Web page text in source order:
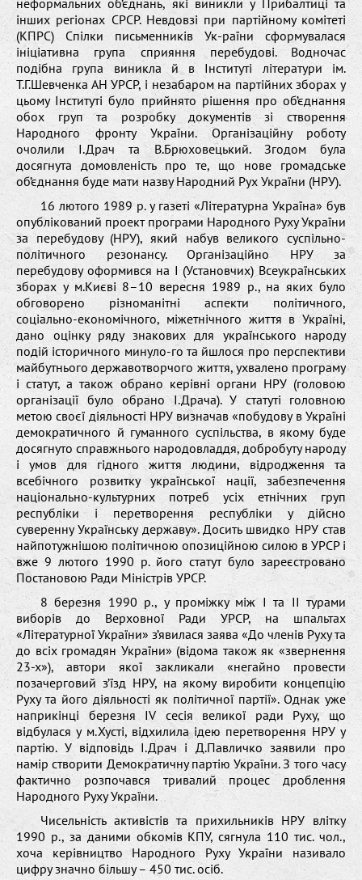
інших регіонах СРСР. Невдовзі при партійному комітеті
(КПРС) Спілки письменників Ук-раїни сформувалася
ініціативна група сприяння перебудові. Водночас
подібна група виникла й в Інституті літератури ім.
Т.Г.Шевченка АН УРСР, і незабаром на партійних зборах у
цьому Інституті було прийнято рішення про об’єднання
обох груп та розробку документів зі створення
Народного фронту України. Організаційну роботу
очолили І.Драч та В.Брюховецький. Згодом була
досягнута домовленість про те, що нове громадське
об’єднання буде мати назву Народний Рух України (НРУ).
16 лютого 1989 р. у газеті «Літературна Україна» був
опублікований проект програми Народного Руху України
за перебудову (НРУ), який набув великого суспільно-
політичного резонансу. Організаційно НРУ за
перебудову оформився на І (Установчих) Всеукраїнських
зборах у м.Києві 8–10 вересня 1989 р., на яких було
обговорено різноманітні аспекти політичного,
соціально-економічного, міжетнічного життя в Україні,
дано оцінку ряду знакових для українського народу
подій історичного минуло-го та йшлося про перспективи
майбутнього державотворчого життя, ухвалено програму
і статут, а також обрано керівні органи НРУ (головою
організації було обрано І.Драча). У статуті головною
метою своєї діяльності НРУ визначав «побудову в Україні
демократичного й гуманного суспільства, в якому буде
досягнуто справжнього народовладдя, добробуту народу
і умов для гідного життя людини, відродження та
всебічного розвитку української нації, забезпечення
національно-культурних потреб усіх етнічних груп
республіки і перетворення республіки у дійсно
суверенну Українську державу». Досить швидко НРУ став
найпотужнішою політичною опозиційною силою в УРСР і
вже 9 лютого 1990 р. його статут було зареєстровано
Постановою Ради Міністрів УРСР.
8 березня 1990 р., у проміжку між І та ІІ турами
виборів до Верховної Ради УРСР, на шпальтах
«Літературної України» з’явилася заява «До членів Руху та
до всіх громадян України» (відома також як «звернення
23-х»), автори якої закликали «негайно провести
позачерговий з’їзд НРУ, на якому виробити концепцію
Руху та його діяльності як політичної партії». Однак уже
наприкінці березня IV сесія великої ради Руху, що
відбулася у м.Хусті, відхилила ідею перетворення НРУ у
партію. У відповідь І.Драч і Д.Павличко заявили про
намір створити Демократичну партію України. З того часу
фактично розпочався тривалий процес дроблення
Народного Руху України.
Чисельність активістів та прихильників НРУ влітку
1990 р., за даними обкомів КПУ, сягнула 110 тис. чол.,
хоча керівництво Народного Руху України називало
цифру значно більшу – 450 тис. осіб.